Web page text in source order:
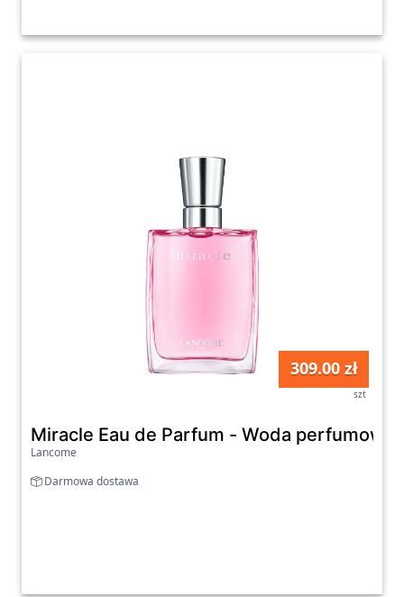
309.00 zł
szt
Miracle Eau de Parfum - Woda
Lancome
Darmowa dostawa